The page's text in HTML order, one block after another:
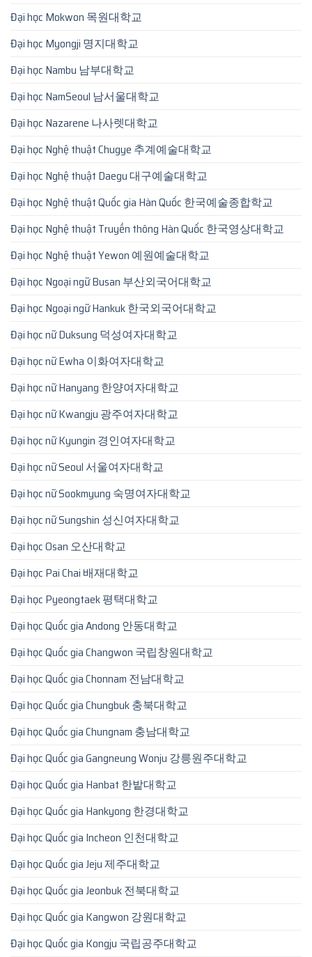
Đại học Mokwon 목원대학교
Đại học Myongji 명지대학교
Đại học Nambu 남부대학교
Đại học NamSeoul 남서울대학교
Đại học Nazarene 나사렛대학교
Đại học Nghệ thuật Chugye 추계예술대학교
Đại học Nghệ thuật Daegu 대구예술대학교
Đại học Nghệ thuật Quốc gia Hàn Quốc 한국예술종합학교
Đại học Nghệ thuật Truyền thông Hàn Quốc 한국영상대학교
Đại học Nghệ thuật Yewon 예원예술대학교
Đại học Ngoại ngữ Busan 부산외국어대학교
Đại học Ngoại ngữ Hankuk 한국외국어대학교
Đại học nữ Duksung 덕성여자대학교
Đại học nữ Ewha 이화여자대학교
Đại học nữ Hanyang 한양여자대학교
Đại học nữ Kwangju 광주여자대학교
Đại học nữ Kyungin 경인여자대학교
Đại học nữ Seoul 서울여자대학교
Đại học nữ Sookmyung 숙명여자대학교
Đại học nữ Sungshin 성신여자대학교
Đại học Osan 오산대학교
Đại học Pai Chai 배재대학교
Đại học Pyeongtaek 평택대학교
Đại học Quốc gia Andong 안동대학교
Đại học Quốc gia Changwon 국립창원대학교
Đại học Quốc gia Chonnam 전남대학교
Đại học Quốc gia Chungbuk 충북대학교
Đại học Quốc gia Chungnam 충남대학교
Đại học Quốc gia Gangneung Wonju 강릉원주대학교
Đại học Quốc gia Hanbat 한밭대학교
Đại học Quốc gia Hankyong 한경대학교
Đại học Quốc gia Incheon 인천대학교
Đại học Quốc gia Jeju 제주대학교
Đại học Quốc gia Jeonbuk 전북대학교
Đại học Quốc gia Kangwon 강원대학교
Đại học Quốc gia Kongju 국립공주대학교